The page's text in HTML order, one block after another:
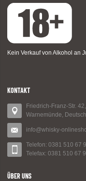
Kein Verkauf von Alkohol an
KONTAKT
Friedrich-Franz-Str.
Warnemünde,
info@whisky-
Telefon: 0381 510 67
Telefax: 0381 510 67
ÜBER UNS